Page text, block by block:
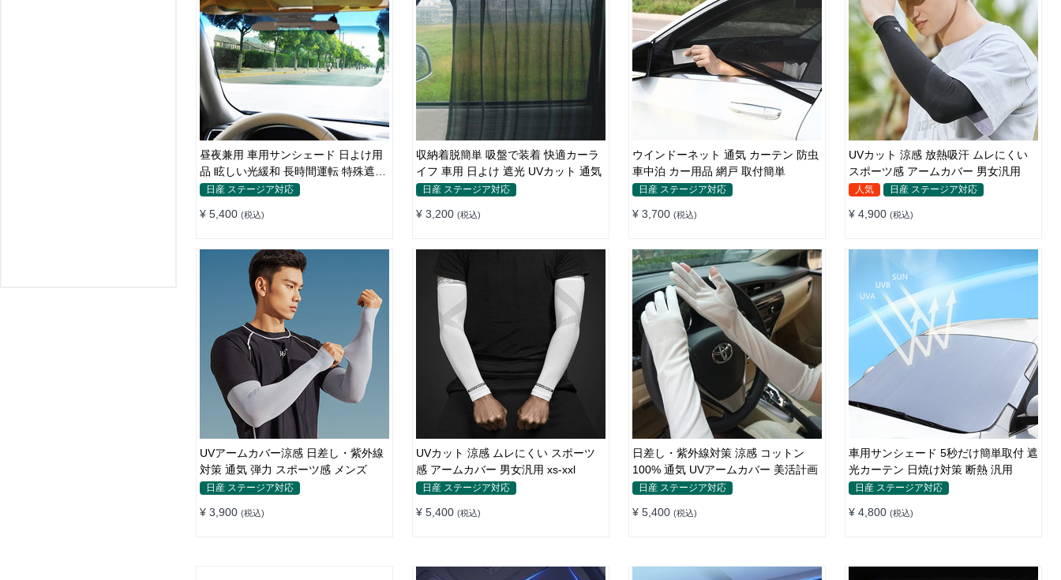
昼夜兼用 車用サンシェード 日よけ用
品 眩しい光緩和 長時間運転 特殊遮光
素材
日産 ステージア対応
¥ 5,400 (税込)
収納着脱簡単 吸盤で装着 快適カーラ
イフ 車用 日よけ 遮光 UVカット 通気
日産 ステージア対応
¥ 3,200 (税込)
ウインドーネット 通気 カーテン 防虫
車中泊 カー用品 網戸 取付簡単
日産 ステージア対応
¥ 3,700 (税込)
UVカット 涼感 放熱吸汗 ムレにくい
スポーツ感 アームカバー 男女汎用
人気 日産 ステージア対応
¥ 4,900 (税込)
UVアームカバー涼感 日差し・紫外線
対策 通気 弾力 スポーツ感 メンズ
日産 ステージア対応
¥ 3,900 (税込)
UVカット 涼感 ムレにくい スポーツ
感 アームカバー 男女汎用 xs-xxl
日産 ステージア対応
¥ 5,400 (税込)
日差し・紫外線対策 涼感 コットン
100% 通気 UVアームカバー 美活計画
日産 ステージア対応
¥ 5,400 (税込)
車用サンシェード 5秒だけ簡単取付 遮
光カーテン 日焼け対策 断熱 汎用
日産 ステージア対応
¥ 4,800 (税込)